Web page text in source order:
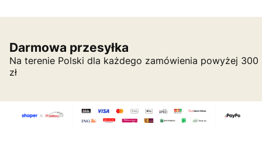
Darmowa przesyłka
Na terenie Polski dla każdego zamówienia powyżej 300
zł